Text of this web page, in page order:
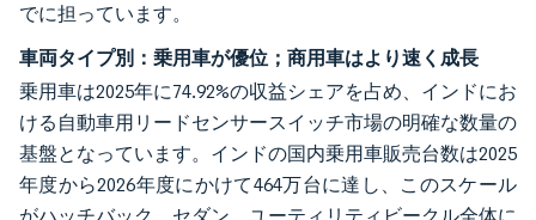
でに担っています。
車両タイプ別：乗用車が優位；商用車はより速く成長
乗用車は2025年に74.92%の収益シェアを占め、インドにお
ける自動車用リードセンサースイッチ市場の明確な数量の
基盤となっています。インドの国内乗用車販売台数は2025
年度から2026年度にかけて464万台に達し、このスケール